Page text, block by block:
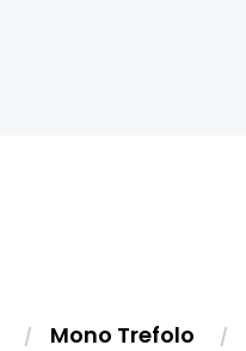
Mono Trefolo